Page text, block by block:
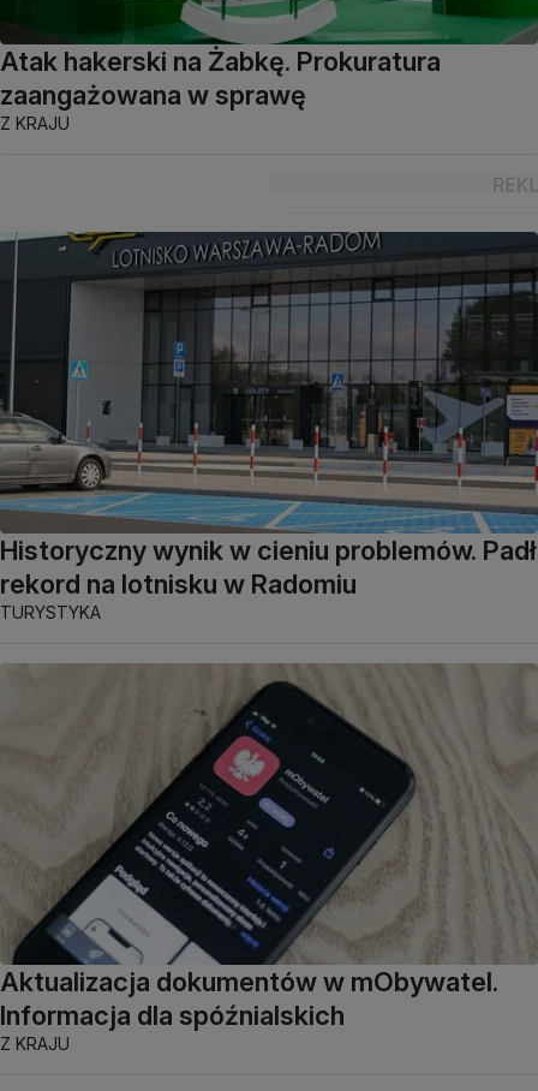
Atak hakerski na Żabkę. Prokuratura
zaangażowana w sprawę
Z KRAJU
Historyczny wynik w cieniu problemów. Padł
rekord na lotnisku w Radomiu
TURYSTYKA
Aktualizacja dokumentów w mObywatel.
Informacja dla spóźnialskich
Z KRAJU